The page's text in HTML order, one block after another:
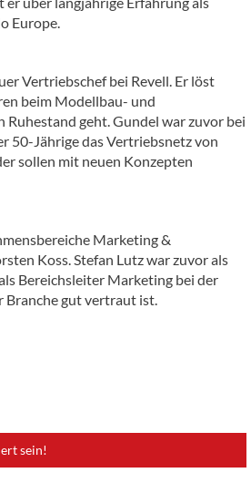
Europe.
Vertriebschef bei Revell. Er löst
beim Modellbau- und
geht. Gundel war zuvor bei
50-Jährige das Vertriebsnetz von
sollen mit neuen Konzepten
Marketing &
Koss. Stefan Lutz war zuvor als
Bereichsleiter Marketing bei der
Branche gut vertraut ist.
sein!